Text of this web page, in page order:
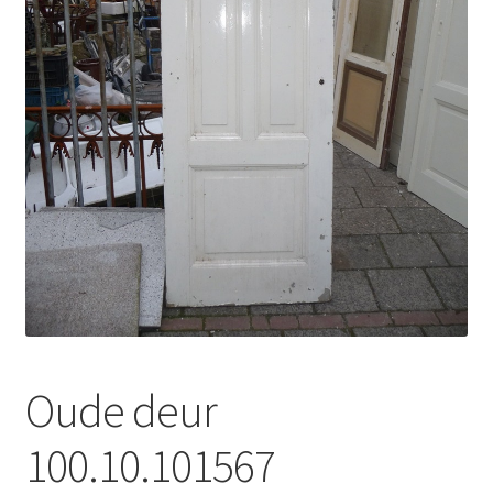
Tegels
Traponderdelen
Inkoop
Contact
Oude deur
100.10.101567